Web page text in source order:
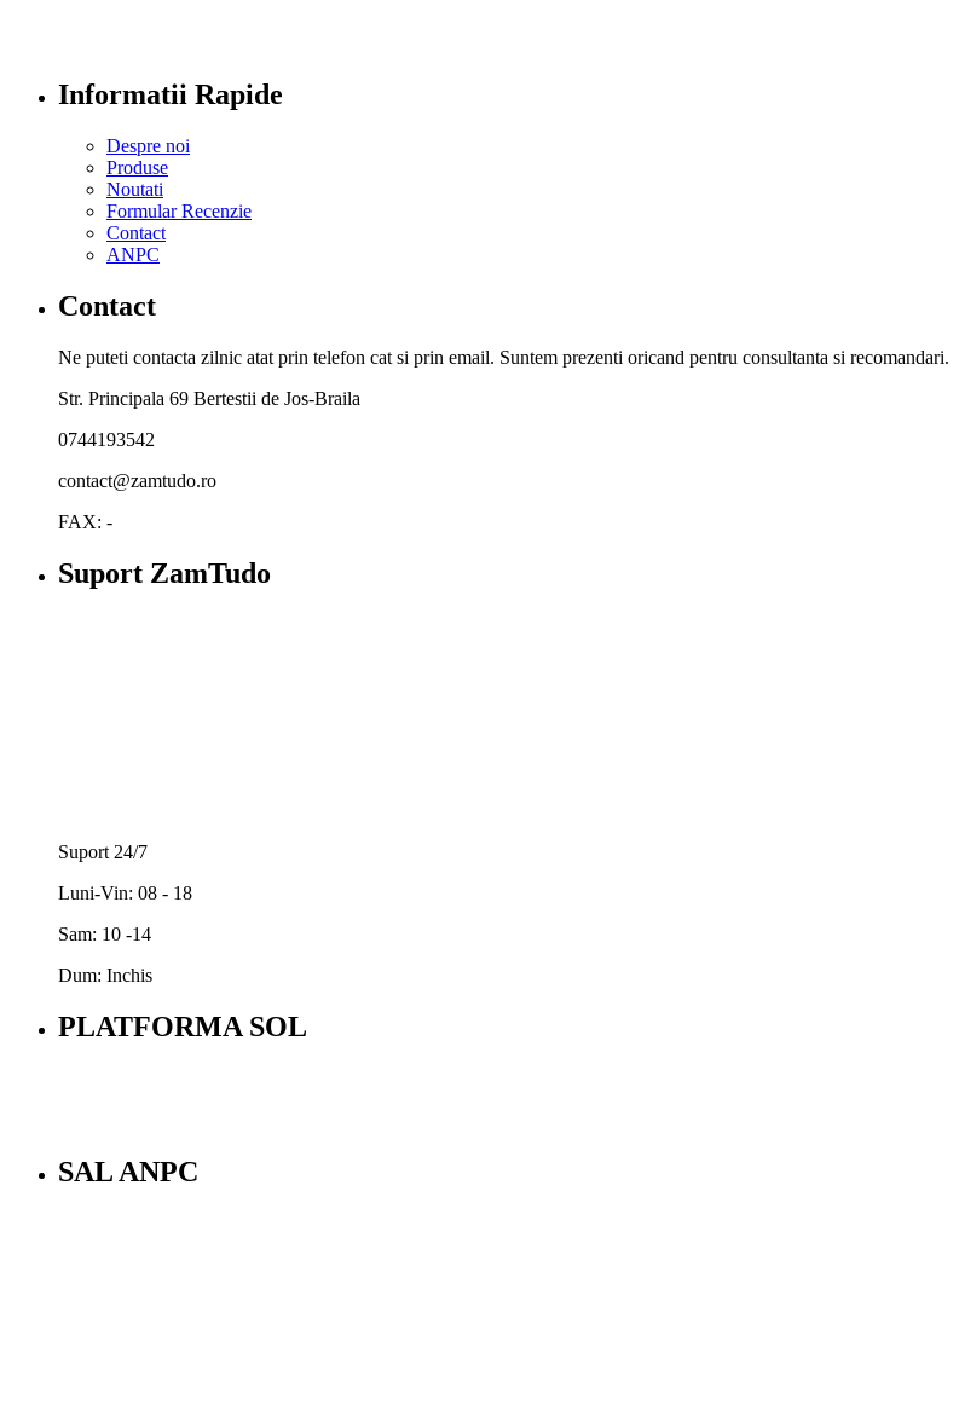
Informatii Rapide
Despre noi
Produse
Noutati
Formular Recenzie
Contact
ANPC
Contact
Ne puteti contacta zilnic atat prin telefon cat si prin email. Suntem prezenti oricand pentru consultanta si recomandari.
Str. Principala 69 Bertestii de Jos-Braila
0744193542
contact@zamtudo.ro
FAX: -
Suport ZamTudo
Suport 24/7
Luni-Vin: 08 - 18
Sam: 10 -14
Dum: Inchis
PLATFORMA SOL
SAL ANPC